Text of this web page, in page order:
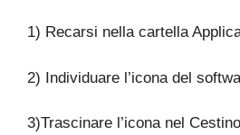
1) Recarsi nella cartella
2) Individuare l’icona del
3)Trascinare l’icona nel